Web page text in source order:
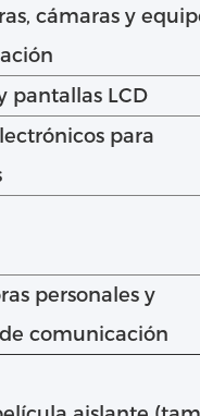
cámaras y
pantallas LCD
para
personales y
comunicación